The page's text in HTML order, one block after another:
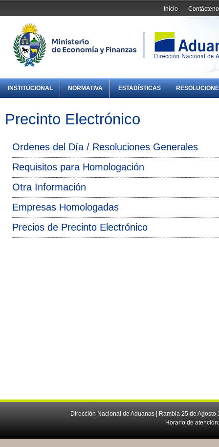
Inicio
INSTITUCIONAL NORMATIVA ESTADÍSTICAS
Precinto Electrónico
Ordenes del Día / Resoluciones Generales
Requisitos para Homologación
Otra Información
Empresas Homologadas
Precios de Precinto Electrónico
Dirección Nacional de Aduanas | Rambla 25 de
Horario de